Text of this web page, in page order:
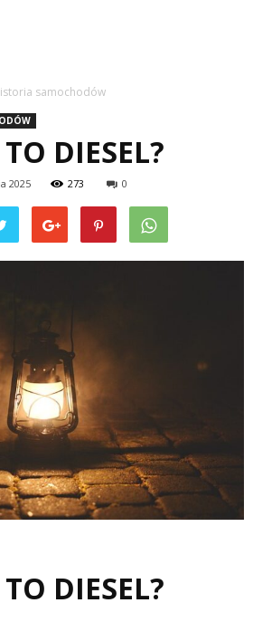
samochodów
DIESEL?
2025 273 0
DIESEL?